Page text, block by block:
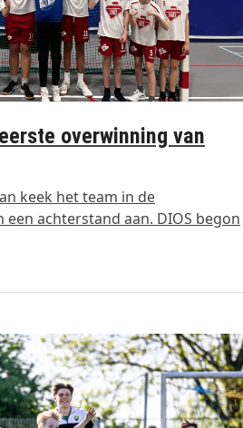
overwinning van
keek het team in de
achterstand aan. DIOS begon